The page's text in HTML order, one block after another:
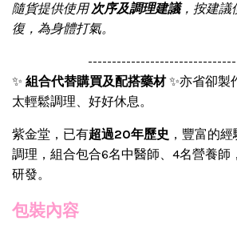
隨貨提供使用次序及調理建議，按建議
復，為身體打氣。
✨ 組合代替購買及配搭藥材✨亦省卻製
太輕鬆調理、好好休息。
紫金堂，已有超過20年歷史 ，豐富的
調理，組合包合6名中醫師、4名營養師
研發。
包裝內容